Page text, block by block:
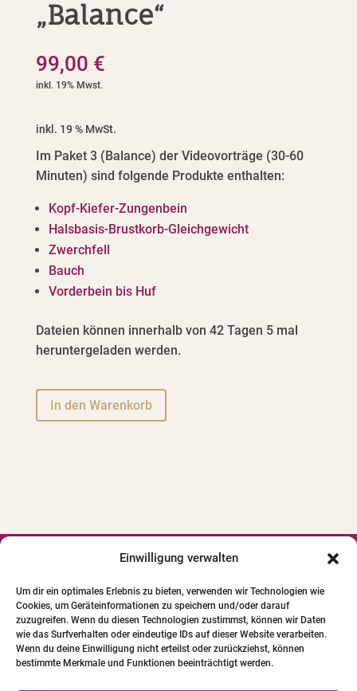
Einwilligung verwalten
Um dir ein optimales Erlebnis zu bieten, verwenden wir Technologien wie
Cookies, um Geräteinformationen zu speichern und/oder darauf
zuzugreifen. Wenn du diesen Technologien zustimmst, können wir Daten
wie das Surfverhalten oder eindeutige IDs auf dieser Website verarbeiten.
Wenn du deine Einwilligung nicht erteilst oder zurückziehst, können
bestimmte Merkmale und Funktionen beeinträchtigt werden.
„Balance“
99,00 €
inkl. 19 % MwSt.
Im Paket 3 (Balance) der Videovorträge (30-60
Minuten) sind folgende Produkte enthalten:
Kopf-Kiefer-Zungenbein
Halsbasis-Brustkorb-Gleichgewicht
Zwerchfell
Bauch
Vorderbein bis Huf
Dateien können innerhalb von 42 Tagen 5 mal
heruntergeladen werden.
In den Warenkorb
A
t
i
e
:

© 2024 INSTITUT FÜR PFERDE-
PHYSIOTHERAPIE GBR. Alle Bilder und Texte
unterliegen dem Urheberrecht.